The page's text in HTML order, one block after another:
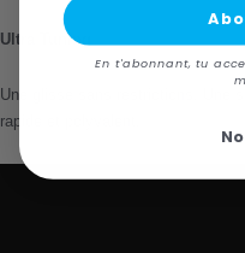
Ultra Tuning
Une glisse sans restrictions. Une
rapide et polyvalent.
En t'abonnant, tu